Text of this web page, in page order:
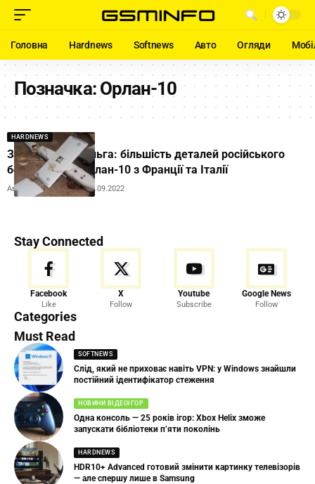
Головна Hardnews Softnews Авто Огляди
Позначка:Орлан-10
HARDNEWS
З Росії лише фольга: більшість деталей російського
безпілотника Орлан-10 з Франції та Італії
Автор: Andrew Orobets18.09.2022
Stay Connected
Facebook
Like
X
Follow
Youtube
Subscribe
Google News
Follow
Categories
Must Read
SOFTNEWS
Слід, який не приховає навіть VPN: у Windows знайшли
постійний ідентифікатор стеження
НОВИНИ ВІДЕОІГОР
Одна консоль — 25 років ігор: Xbox Helix зможе
запускати бібліотеки п’яти поколінь
HARDNEWS
HDR10+ Advanced готовий змінити картинку телевізорів
— але спершу лише в Samsung